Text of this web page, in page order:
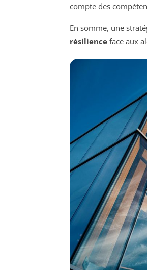
compte des
En somme, une
résilience face aux